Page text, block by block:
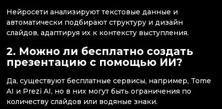
Нейросети анализируют текстовые данные и
автоматически подбирают структуру и дизайн
слайдов, адаптируя их к контексту выступления.
2. Можно ли бесплатно создать
презентацию с помощью ИИ?
Да, существуют бесплатные сервисы, например, Tome
AI и Prezi AI, но в них могут быть ограничения по
количеству слайдов или водяные знаки.